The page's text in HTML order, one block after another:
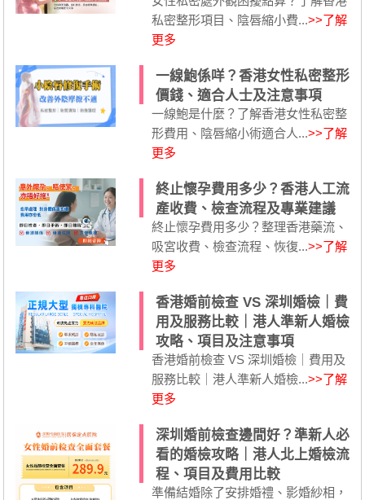
私密整形項目、陰唇縮小費...>>了解
更多
一線鮑係咩？香港女性私密整形
價錢、適合人士及注意事項
一線鮑是什麼？了解香港女性私密整
形費用、陰唇縮小術適合人...>>了解
更多
終止懷孕費用多少？香港人工流
產收費、檢查流程及專業建議
終止懷孕費用多少？整理香港藥流、
吸宮收費、檢查流程、恢復...>>了解
更多
香港婚前檢查 VS 深圳婚檢｜費
用及服務比較｜港人準新人婚檢
攻略、項目及注意事項
香港婚前檢查 VS 深圳婚檢｜費用及
服務比較｜港人準新人婚檢...>>了解
更多
深圳婚前檢查邊間好？準新人必
看的婚檢攻略｜港人北上婚檢流
程、項目及費用比較
準備結婚除了安排婚禮、影婚紗相，